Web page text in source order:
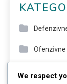
Ofenzivne
We respect